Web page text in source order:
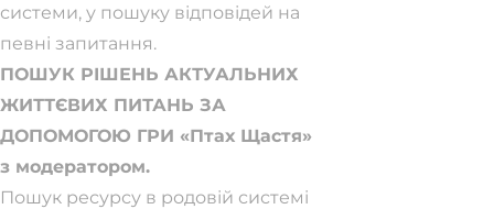
системи, у пошуку відповідей на
певні запитання.
ПОШУК РІШЕНЬ АКТУАЛЬНИХ
ЖИТТЄВИХ ПИТАНЬ ЗА
ДОПОМОГОЮ ГРИ «Птах Щастя»
з модератором.
Пошук ресурсу в родовій системі